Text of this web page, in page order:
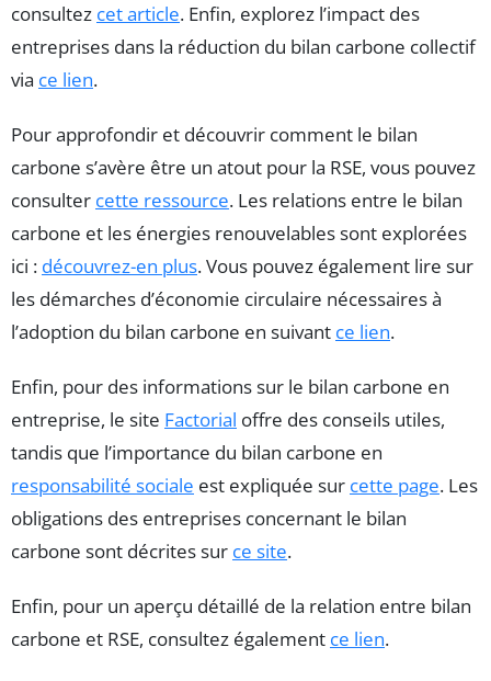
consultez cet article. Enfin, explorez l’impact des
entreprises dans la réduction du bilan carbone collectif
via ce lien.
Pour approfondir et découvrir comment le bilan
carbone s’avère être un atout pour la RSE, vous pouvez
consulter cette ressource. Les relations entre le bilan
carbone et les énergies renouvelables sont explorées
ici : découvrez-en plus. Vous pouvez également lire sur
les démarches d’économie circulaire nécessaires à
l’adoption du bilan carbone en suivant ce lien.
Enfin, pour des informations sur le bilan carbone en
entreprise, le site Factorial offre des conseils utiles,
tandis que l’importance du bilan carbone en
responsabilité sociale est expliquée sur cette page. Les
obligations des entreprises concernant le bilan
carbone sont décrites sur ce site.
Enfin, pour un aperçu détaillé de la relation entre bilan
carbone et RSE, consultez également ce lien.